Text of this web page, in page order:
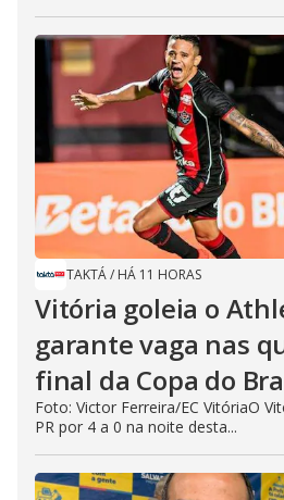
TAKTÁ/ HÁ 11 HORAS
Vitória goleia o
garante vaga nas
final da Copa do
Foto: Victor Ferreira/EC VitóriaO
PR por 4 a 0 na noite desta...